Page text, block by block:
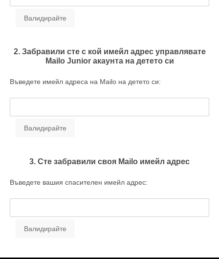
2. Забравили сте с кой имейл адрес управлявате
Mailo Junior акаунта на детето си
Въведете имейл адреса на Mailo на детето си:
3. Сте забравили своя Mailo имейл адрес
Въведете вашия спасителен имейл адрес: